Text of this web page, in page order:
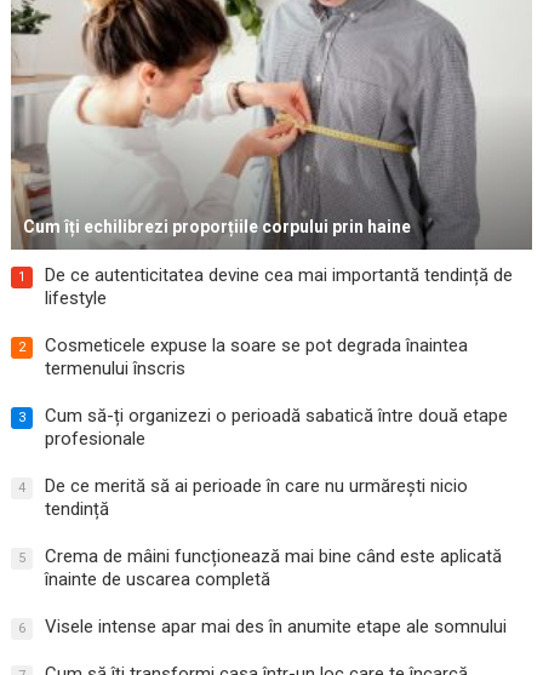
Cum îți echilibrezi proporțiile corpului prin haine
1
De ce autenticitatea devine cea mai importantă tendință de
lifestyle
2
Cosmeticele expuse la soare se pot degrada înaintea
termenului înscris
3
Cum să-ți organizezi o perioadă sabatică între două etape
profesionale
4
De ce merită să ai perioade în care nu urmărești nicio
tendință
5
Crema de mâini funcționează mai bine când este aplicată
înainte de uscarea completă
6 Visele intense apar mai des în anumite etape ale somnului